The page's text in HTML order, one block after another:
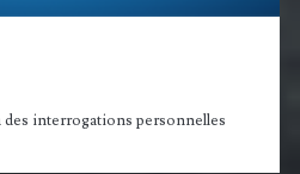
des interrogations personnelles